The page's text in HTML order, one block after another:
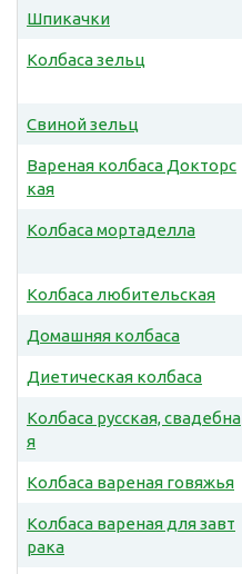
Шпикачки
Колбаса зельц
Свиной зельц
Вареная колбаса Докторс
кая
Колбаса мортаделла
Колбаса любительская
Домашняя колбаса
Диетическая колбаса
Колбаса русская, свадебна
я
Колбаса вареная говяжья
Колбаса вареная для завт
рака